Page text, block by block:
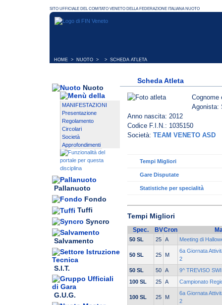
HOME > NUOTO > > SCHEDA ATLETA
Nuoto
MANIFESTAZIONI
Presentazione
Regolamento
Circolari
Società
Approfondimenti
Pallanuoto
Fondo
Tuffi
Syncro
Salvamento
S.I.T.
G.U.G.
Scheda Atleta
Agonista:
Anno nascita: 2012
Codice F.I.N.: 1035150
Società: TEAM VENETO ASD
Tempi Migliori
Gare Disputate
Statistiche per specialità
Tempi Migliori
Spec. BVCron
50 SL 25 A Meeting di
50 SL 25 M
6a Giornata
2
50 SL
50 A
9^ TREVISO
100 SL
25 A Campionato
100 SL 25 M
6a Giornata
2